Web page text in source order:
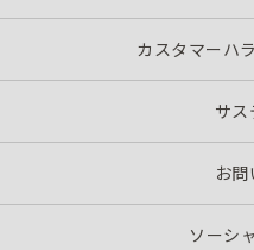
カスタマーハ
サ
お
ソーシ